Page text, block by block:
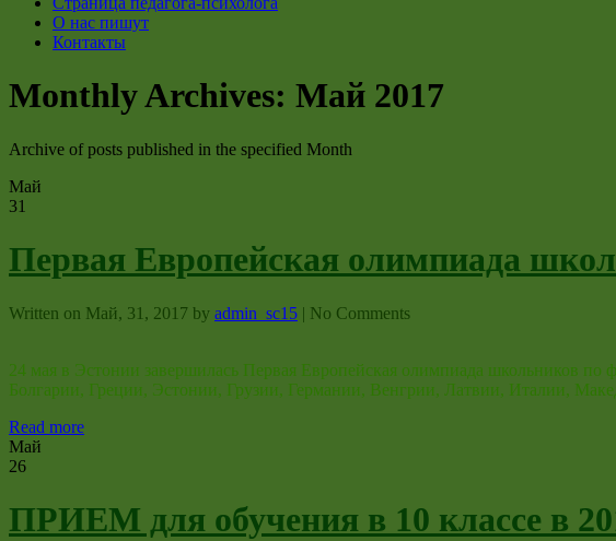
О нас пишут
Контакты
Monthly Archives: Май 2017
Archive of posts published in the specified Month
Май
31
Первая Европейская олимпиада
Written on Май, 31, 2017 by admin_sc15 | No Comments
24 мая в Эстонии завершилась Первая Европейская олимпиада школьников
Болгарии, Греции, Эстонии, Грузии, Германии, Венгрии, Латвии, Италии,
Read more
Май
26
ПРИЕМ для обучения в 10 классе в